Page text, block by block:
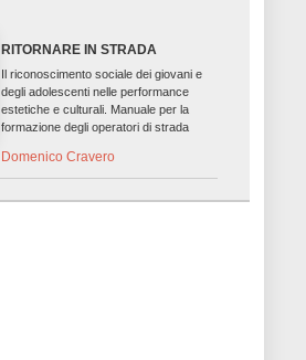
RITORNARE IN STRADA
Il riconoscimento sociale dei giovani e
degli adolescenti nelle performance
estetiche e culturali. Manuale per la
formazione degli operatori di strada
Domenico Cravero